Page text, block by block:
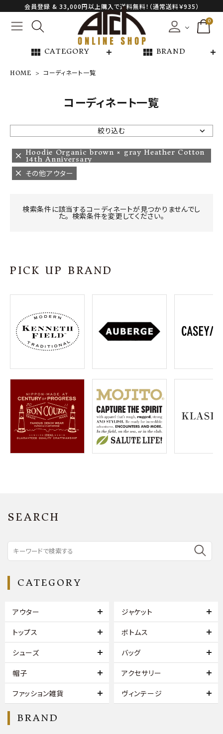
会員登録 & 33,000円以上購入で送料無料！（通常送料￥935）
0
view_module CATEGORY view_module BRAND
NEW ARRIVAL
ARCH EXCLUSIVE
BRAND
CATEGORY
プライバシーポリシー
特定商取引法について
お問い合わせ
OFFICIAL WEB SITE
meeting_room ログイン 会員登録
HOME コーディネート一覧
コーディネート一覧
絞り込む
Hoodie Organic brown × gray Heather Cotton
14th Anniversary
その他アウター
検索条件に該当するコーディネートが見つかりませんでし
た。 検索条件を変更してください。
PICK UP BRAND
SEARCH
CATEGORY
アウター ジャケット
トップス ボトムス
シューズ バッグ
帽子 アクセサリー
ファッション雑貨 ヴィンテージ
BRAND